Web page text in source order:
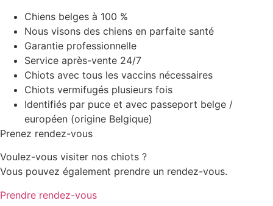
Chiens belges à 100 %
Nous visons des chiens en parfaite santé
Garantie professionnelle
Service après-vente 24/7
Chiots avec tous les vaccins nécessaires
Chiots vermifugés plusieurs fois
Identifiés par puce et avec passeport belge /
européen (origine Belgique)
Prenez rendez-vous
Voulez-vous visiter nos chiots ?
Vous pouvez également prendre un rendez-vous.
Prendre rendez-vous